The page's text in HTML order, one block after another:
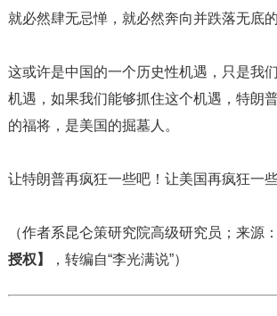
就必然肆无忌惮，就必然奔向并跌落无底的
这或许是中国的一个历史性机遇，只是我
机遇，如果我们能够抓住这个机遇，特朗
的福将，是美国的掘墓人。
让特朗普再疯狂一些吧！让美国再疯狂一些
（作者系昆仑策研究院高级研究员；来源
授权】
，转编自“李光满说”）